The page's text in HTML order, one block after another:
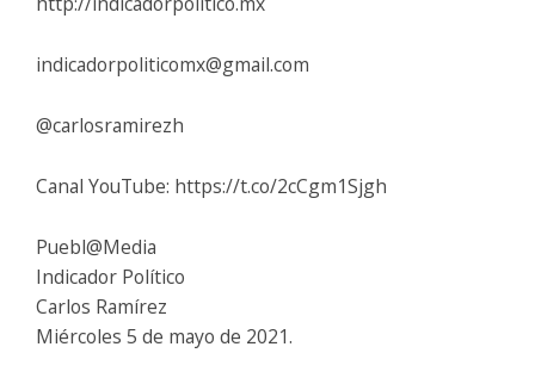
indicadorpoliticomx@gmail.com
@carlosramirezh
Canal YouTube: https://t.co/2cCgm1Sjgh
Puebl@Media
Indicador Político
Carlos Ramírez
Miércoles 5 de mayo de 2021.